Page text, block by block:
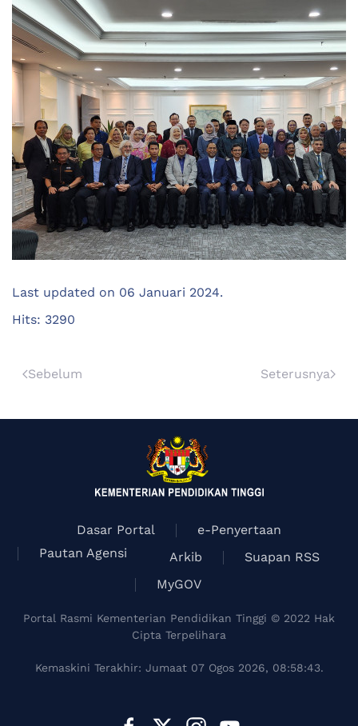
Last updated on 06 Januari 2024.
Hits: 3290
Sebelum Seterusnya
Dasar Portal
e-Penyertaan
Pautan Agensi
Arkib
Suapan RSS
MyGOV
Portal Rasmi Kementerian Pendidikan Tinggi © 2022 Hak
Cipta Terpelihara
Kemaskini Terakhir: Jumaat 07 Ogos 2026, 08:58:43.